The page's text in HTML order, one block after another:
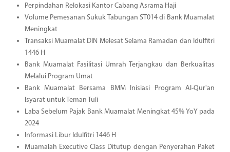
Perpindahan Relokasi Kantor Cabang Asrama Haji
Volume Pemesanan Sukuk Tabungan ST014 di Bank Muamalat
Meningkat
Transaksi Muamalat DIN Melesat Selama Ramadan dan Idulfitri
1446 H
Bank Muamalat Fasilitasi Umrah Terjangkau dan Berkualitas
Melalui Program Umat
Bank Muamalat Bersama BMM Inisiasi Program Al-Qur'an
Isyarat untuk Teman Tuli
Laba Sebelum Pajak Bank Muamalat Meningkat 45% YoY pada
2024
Informasi Libur Idulfitri 1446 H
Muamalah Executive Class Ditutup dengan Penyerahan Paket